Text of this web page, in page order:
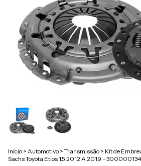
Início > Automotivo > Transmissão > Kit de
Sachs Toyota Etios 1.5 2012 A 2019 -